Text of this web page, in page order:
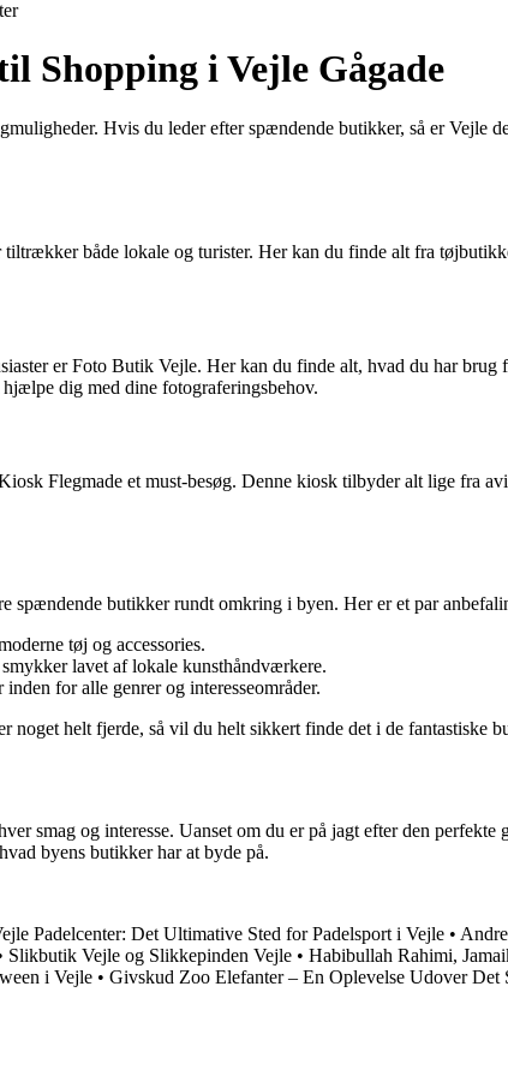
Shopping i Vejle Gågade
Hvis du leder efter spændende butikker, så er Vejle
både lokale og turister. Her kan du finde alt fra
er Foto Butik Vejle. Her kan du finde alt, hvad du har
dig med dine fotograferingsbehov.
Flegmade et must-besøg. Denne kiosk tilbyder alt lige fra
spændende butikker rundt omkring i byen. Her er et par
tøj og accessories.
lavet af lokale kunsthåndværkere.
for alle genrer og interesseområder.
noget helt fjerde, så vil du helt sikkert finde det i de fantastiske
smag og interesse. Uanset om du er på jagt efter den
byens butikker har at byde på.
Padelcenter: Det Ultimative Sted for Padelsport i Vejle •
Slikbutik Vejle og Slikkepinden Vejle • Habibullah Rahimi,
i Vejle • Givskud Zoo Elefanter – En Oplevelse Udover Det